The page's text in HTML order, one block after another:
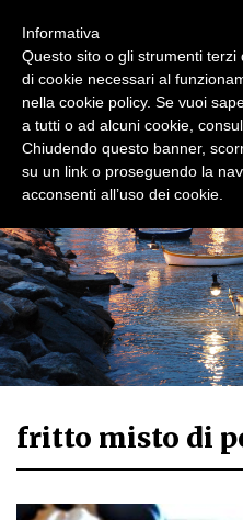
fritto misto di
Informativa
Questo sito o gli strumenti
di cookie necessari al
nella cookie policy. Se vuoi
a tutti o ad alcuni cookie,
Chiudendo questo banner,
su un link o proseguendo la
acconsenti all’uso dei cookie.